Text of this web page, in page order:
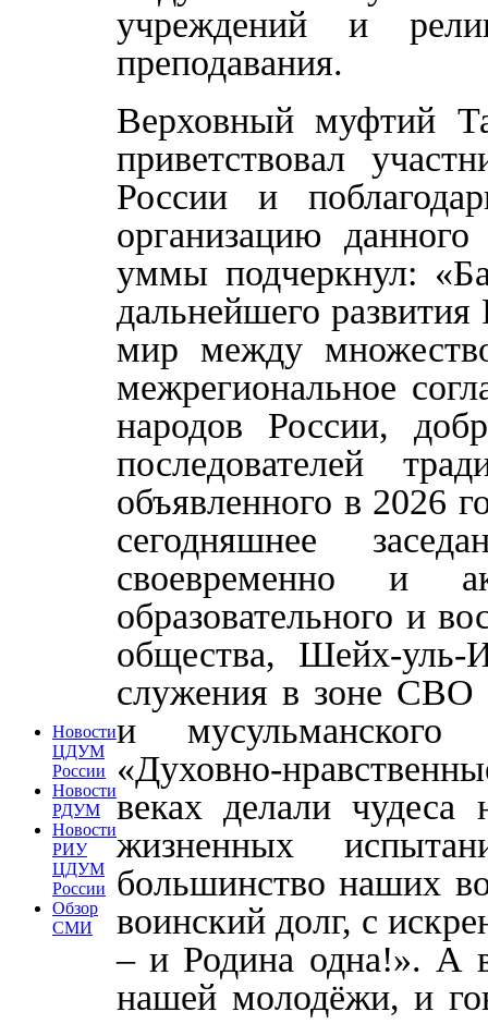
Новости
ЦДУМ
России
Новости
РДУМ
Новости
РИУ
ЦДУМ
России
Обзор
СМИ
учреждений и
преподавания.
Верховный муфтий
приветствовал
России и
организацию
уммы подчеркнул:
дальнейшего развития
мир между
межрегиональное
народов России,
последователей
объявленного в 2026
сегодняшнее
своевременно и
образовательного и
общества, Шейх-уль-
служения в зоне СВО
и
«Духовно-
веках делали
жизненных
большинство наших
воинский долг, с
– и Родина одна!». А
нашей молодёжи, и